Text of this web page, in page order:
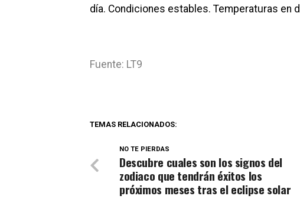
día. Condiciones estables. Temperaturas
Fuente: LT9
TEMAS RELACIONADOS:
NO TE PIERDAS
Descubre cuales son los signos del
zodiaco que tendrán éxitos los
próximos meses tras el eclipse solar